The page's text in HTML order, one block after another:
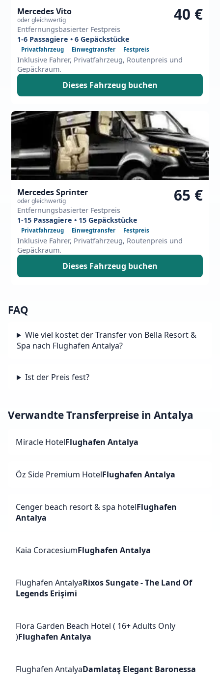
Mercedes Vito
oder gleichwertig
Entfernungsbasierter Festpreis
40 €
1-6 Passagiere • 6 Gepäckstücke
Privatfahrzeug Einwegtransfer Festpreis
Inklusive Fahrer, Privatfahrzeug, Routenpreis und
Gepäckraum.
Dieses Fahrzeug buchen
Mercedes Sprinter
oder gleichwertig
Entfernungsbasierter Festpreis
65 €
1-15 Passagiere • 15 Gepäckstücke
Privatfahrzeug Einwegtransfer Festpreis
Inklusive Fahrer, Privatfahrzeug, Routenpreis und
Gepäckraum.
Dieses Fahrzeug buchen
FAQ
Wie viel kostet der Transfer von Bella Resort &
Spa nach Flughafen Antalya?
Ist der Preis fest?
Verwandte Transferpreise in Antalya
Miracle HotelFlughafen Antalya
Öz Side Premium HotelFlughafen Antalya
Cenger beach resort & spa hotelFlughafen
Antalya
Kaia CoracesiumFlughafen Antalya
Flughafen AntalyaRixos Sungate - The Land Of
Legends Erişimi
Flora Garden Beach Hotel ( 16+ Adults Only
)Flughafen Antalya
Flughafen AntalyaDamlataş Elegant Baronessa